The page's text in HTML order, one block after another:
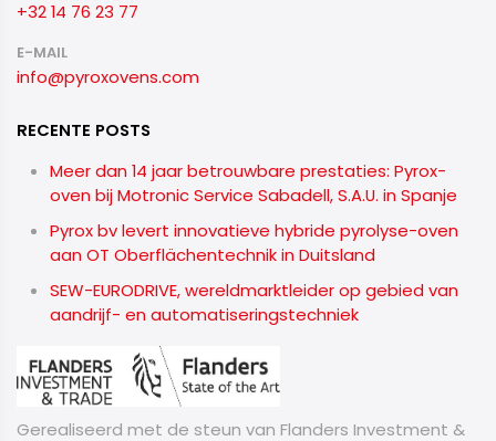
+32 14 76 23 77
E-MAIL
info@pyroxovens.com
RECENTE POSTS
Meer dan 14 jaar betrouwbare prestaties: Pyrox-
oven bij Motronic Service Sabadell, S.A.U. in Spanje
Pyrox bv levert innovatieve hybride pyrolyse-oven
aan OT Oberflächentechnik in Duitsland
SEW-EURODRIVE, wereldmarktleider op gebied van
aandrijf- en automatiseringstechniek
Gerealiseerd met de steun van Flanders Investment &